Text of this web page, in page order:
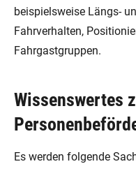
beispielsweise Längs-
Fahrverhalten,
Fahrgastgruppen.
Wissenswertes
Es werden folgende